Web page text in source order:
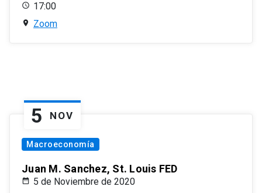
17:00
Zoom
5 NOV
Macroeconomía
Juan M. Sanchez, St. Louis FED
5 de Noviembre de 2020